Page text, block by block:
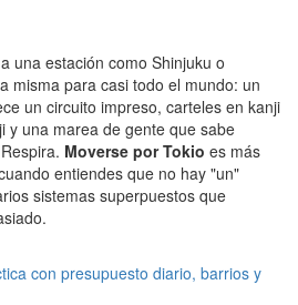
una estación como Shinjuku o
misma para casi todo el mundo: un
un circuito impreso, carteles en kanji
y una marea de gente que sabe
Moverse por Tokio es más
entiendes que no hay "un"
sistemas superpuestos que